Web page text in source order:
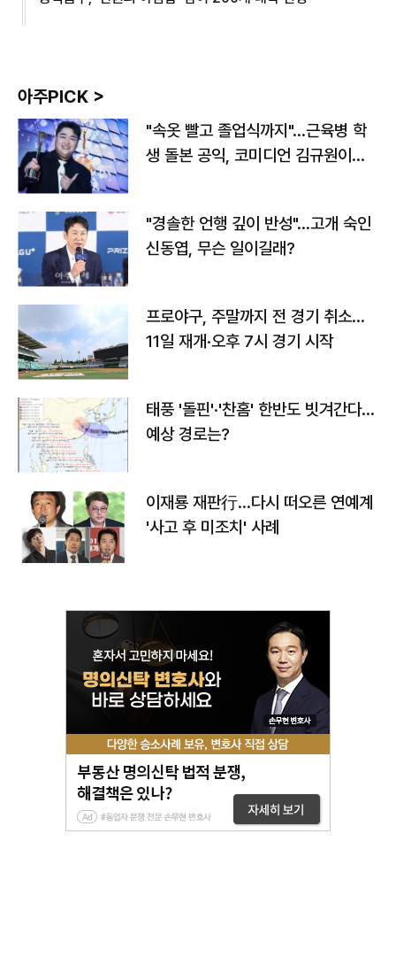
아주PICK >
"속옷 빨고 졸업식까지"…근육병 학
생 돌본 공익, 코미디언 김규원이었
"경솔한 언행 깊이 반성"…고개 숙인
신동엽, 무슨 일이길래?
프로야구, 주말까지 전 경기 취소…
11일 재개·오후 7시 경기 시작
태풍 '돌핀'·'찬홈' 한반도 빗겨간다…
예상 경로는?
이재룡 재판行…다시 떠오른 연예계
'사고 후 미조치' 사례